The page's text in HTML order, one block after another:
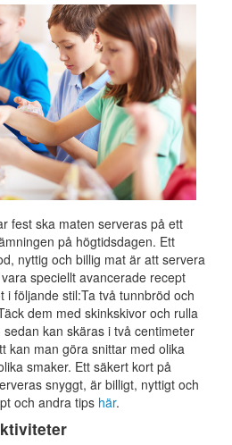
fest ska maten serveras på ett
på högtidsdagen. Ett
nyttig och billig mat är att servera
speciellt avancerade recept
i följande stil:Ta två tunnbröd och
dem med skinkskivor och rulla
kan skäras i två centimeter
kan man göra snittar med olika
smaker. Ett säkert kort på
snyggt, är billigt, nyttigt och
och andra tips här.